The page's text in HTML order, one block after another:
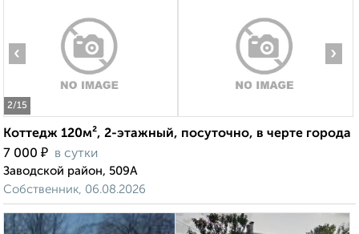
2/15
‹ ›
Коттедж 120м², 2-этажный, посуточно, в черте города
7 000 ₽ в сутки
Заводской район, 509А
Собственник, 06.08.2026